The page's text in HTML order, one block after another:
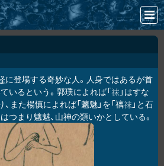
に登場する奇妙な人。人身ではあるが首
いるという。郭璞によれば「𥘯 」はすな
また楊慎によれば「魑魅」を「䄜𥘯 」と石
つまり魑魅、山神の類いかとしている。